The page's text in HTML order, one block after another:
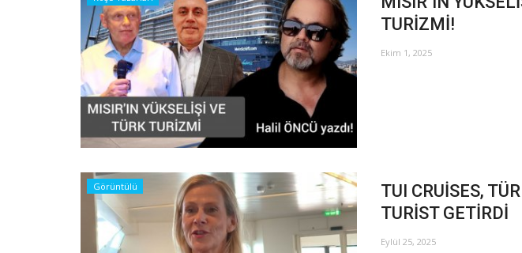
TURİZMİ!
Ekim 1, 2025
Görüntülü
TUI CRUİSES,
TURİST GETİRDİ
Eylül 25, 2025